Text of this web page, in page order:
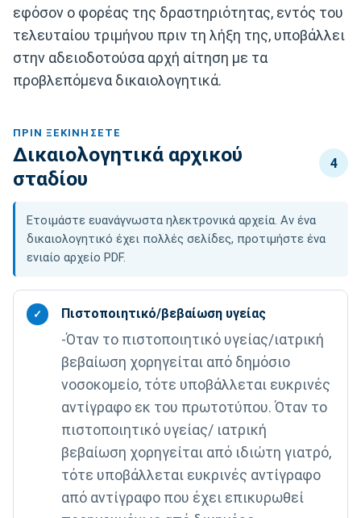
εφόσον ο φορέας της δραστηριότητας, εντός του
τελευταίου τριμήνου πριν τη λήξη της, υποβάλλει
στην αδειοδοτούσα αρχή αίτηση με τα
προβλεπόμενα δικαιολογητικά.
ΠΡΙΝ ΞΕΚΙΝΉΣΕΤΕ
Δικαιολογητικά αρχικού
σταδίου
4
Ετοιμάστε ευανάγνωστα ηλεκτρονικά αρχεία. Αν ένα
δικαιολογητικό έχει πολλές σελίδες, προτιμήστε ένα
ενιαίο αρχείο PDF.
✓ Πιστοποιητικό/βεβαίωση υγείας
-Όταν το πιστοποιητικό υγείας/ιατρική
βεβαίωση χορηγείται από δημόσιο
νοσοκομείο, τότε υποβάλλεται ευκρινές
αντίγραφο εκ του πρωτοτύπου. Όταν το
πιστοποιητικό υγείας/ ιατρική
βεβαίωση χορηγείται από ιδιώτη γιατρό,
τότε υποβάλλεται ευκρινές αντίγραφο
από αντίγραφο που έχει επικυρωθεί